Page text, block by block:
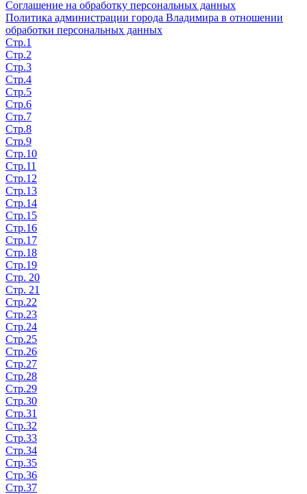
Соглашение на обработку персональных данных
Политика администрации города Владимира в отношении
обработки персональных данных
Стр.1
Стр.2
Стр.3
Стр.4
Стр.5
Стр.6
Стр.7
Стр.8
Стр.9
Стр.10
Стр.11
Стр.12
Стр.13
Стр.14
Стр.15
Стр.16
Стр.17
Стр.18
Стр.19
Стр. 20
Стр. 21
Стр.22
Стр.23
Стр.24
Стр.25
Стр.26
Стр.27
Стр.28
Стр.29
Стр.30
Стр.31
Стр.32
Стр.33
Стр.34
Стр.35
Стр.36
Стр.37